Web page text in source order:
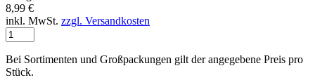
8,99 €
inkl. MwSt. zzgl. Versandkosten
Bei Sortimenten und Großpackungen gilt der angegebene Preis pro
Stück.